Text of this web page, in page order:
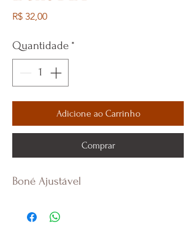
R$ 32,00Preço
Quantidade *
Adicione ao Carrinho
Comprar
Boné Ajustável